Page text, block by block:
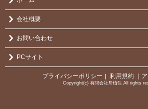
会社概要
お問い合わせ
PCサイト
プライバシーポリシー ｜ 利用規約 ｜
Copyright(c) 有限会社居植住 All rights